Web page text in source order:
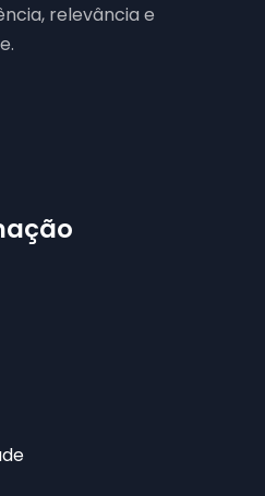
relevância e